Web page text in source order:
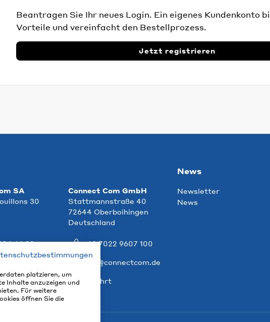
Beantragen Sie Ihr neues Login. Ein eigenes Kundenkonto
Vorteile und vereinfacht den Bestellprozess.
Jetzt registrieren
SA
30
66 22
Connect Com GmbH
Stattmannstraße 40
72644 Oberboihingen
Deutschland
+49 7022 9607 100
info@connectcom.de
Anfahrt
News
Newsletter
News
platzieren, um
Inhalte anzuzeigen und
Für weitere
öffnen Sie die